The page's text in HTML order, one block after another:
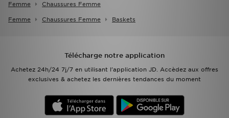
Femme Chaussures Femme
Femme Chaussures Femme Baskets
Télécharge notre application
Achetez 24h/24 7j/7 en utilisant l'application JD. Accèdez aux offres
exclusives & achetez les dernières tendances du moment